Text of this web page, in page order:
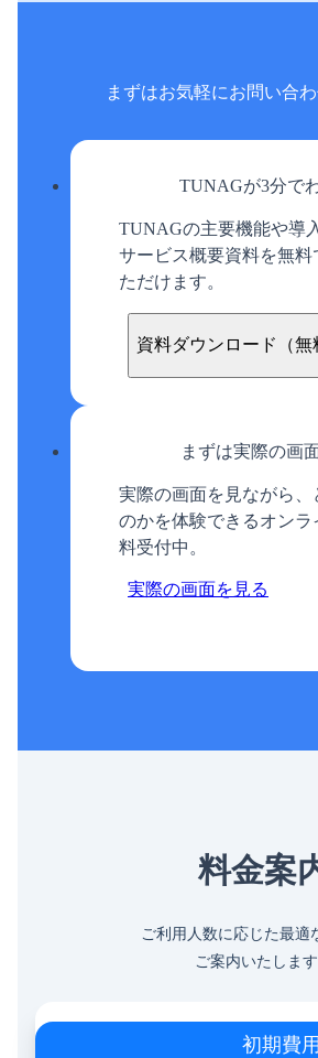
まずはお気軽にお問い合
TUNAGが3分で
TUNAGの主要機能や導
サービス概要資料を無
ただけます。
資料ダウンロード（無
まずは実際の画
実際の画面を見ながら
のかを体験できるオン
料受付中。
実際の画面を見る
料金案
ご利用人数に応じた最適
ご案内いたします
初期費用